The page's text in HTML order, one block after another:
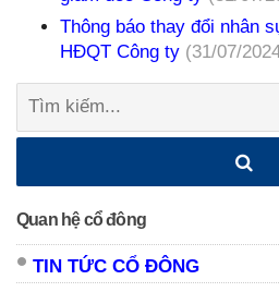
Thông báo thay đổi nhân
HĐQT Công ty (31/07/
Tìm
Quan hệ cổ đông
TIN TỨC CỔ ĐÔNG